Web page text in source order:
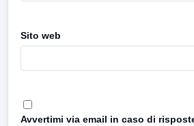
Sito web
Avvertimi via email in caso di